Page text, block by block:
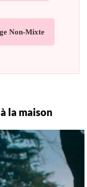
Non-Mixte
la maison